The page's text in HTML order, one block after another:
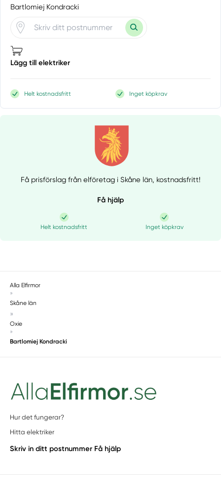
Bartlomiej Kondracki
Lägg till elektriker
Helt kostnadsfritt Inget köpkrav
Få prisförslag från elföretag i Skåne län, kostnadsfritt!
Få hjälp
Helt kostnadsfritt Inget köpkrav
Alla Elfirmor
»
Skåne län
»
Oxie
»
Bartlomiej Kondracki
Hur det fungerar?
Hitta elektriker
Skriv in ditt postnummer Få hjälp